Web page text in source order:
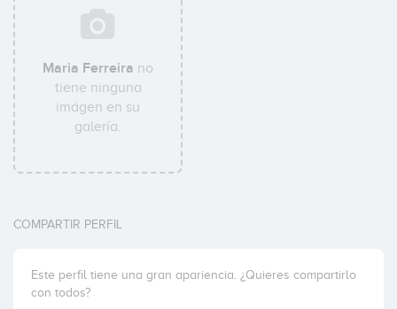
Maria Ferreira no
tiene ninguna
imágen en su
galería.
COMPARTIR PERFIL
Este perfil tiene una gran apariencia. ¿Quieres compartirlo
con todos?